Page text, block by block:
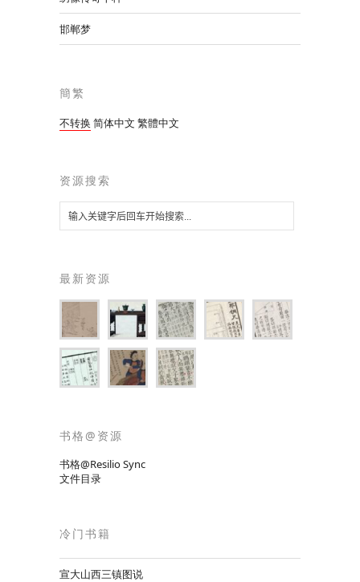
邯郸梦
簡繁
不转换 简体中文 繁體中文
资源搜索
最新资源
书格@资源
书格@Resilio Sync
文件目录
冷门书籍
宣大山西三镇图说